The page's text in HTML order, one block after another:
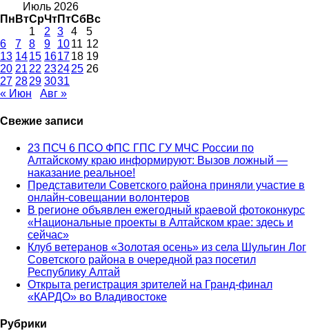
Июль 2026
Пн ВтСрЧтПтСбВс
1
2 3 4
5
6
7 8 9 1011 12
13 1415 161718 19
20 21 22 232425 26
27 2829 3031
« Июн
Авг »
Свежие записи
23 ПСЧ 6 ПСО ФПС ГПС ГУ МЧС России по
Алтайскому краю информируют: Вызов ложный —
наказание реальное!
Представители Советского района приняли участие в
онлайн-совещании волонтеров
В регионе объявлен ежегодный краевой фотоконкурс
«Национальные проекты в Алтайском крае: здесь и
сейчас»
Клуб ветеранов «Золотая осень» из села Шульгин Лог
Советского района в очередной раз посетил
Республику Алтай
Открыта регистрация зрителей на Гранд-финал
«КАРДО» во Владивостоке
Рубрики